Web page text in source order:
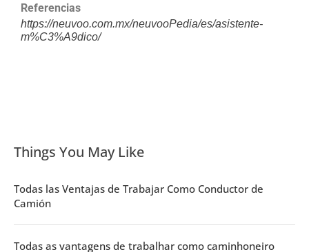
Referencias
https://neuvoo.com.mx/neuvooPedia/es/asistente-
m%C3%A9dico/
Things You May Like
Todas las Ventajas de Trabajar Como Conductor de
Camión
Todas as vantagens de trabalhar como caminhoneiro